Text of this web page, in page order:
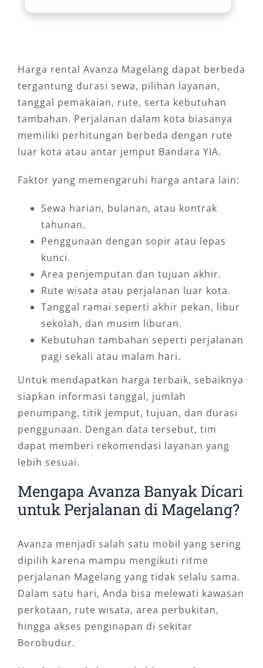
Harga rental Avanza Magelang dapat berbeda
tergantung durasi sewa, pilihan layanan,
tanggal pemakaian, rute, serta kebutuhan
tambahan. Perjalanan dalam kota biasanya
memiliki perhitungan berbeda dengan rute
luar kota atau antar jemput Bandara YIA.
Faktor yang memengaruhi harga antara lain:
Sewa harian, bulanan, atau kontrak
tahunan.
Penggunaan dengan sopir atau lepas
kunci.
Area penjemputan dan tujuan akhir.
Rute wisata atau perjalanan luar kota.
Tanggal ramai seperti akhir pekan, libur
sekolah, dan musim liburan.
Kebutuhan tambahan seperti perjalanan
pagi sekali atau malam hari.
Untuk mendapatkan harga terbaik, sebaiknya
siapkan informasi tanggal, jumlah
penumpang, titik jemput, tujuan, dan durasi
penggunaan. Dengan data tersebut, tim
dapat memberi rekomendasi layanan yang
lebih sesuai.
Mengapa Avanza Banyak Dicari
untuk Perjalanan di Magelang?
Avanza menjadi salah satu mobil yang sering
dipilih karena mampu mengikuti ritme
perjalanan Magelang yang tidak selalu sama.
Dalam satu hari, Anda bisa melewati kawasan
perkotaan, rute wisata, area perbukitan,
hingga akses penginapan di sekitar
Borobudur.